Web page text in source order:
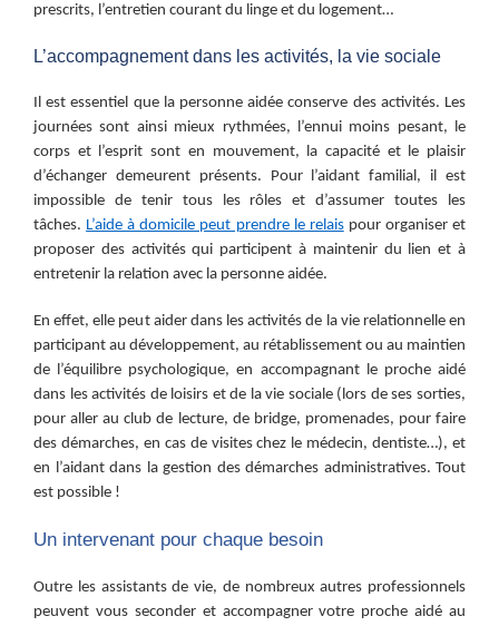
prescrits, l’entretien courant du linge et du logement…
L’accompagnement dans les activités, la vie sociale
Il est essentiel que la personne aidée conserve des activités. Les
journées sont ainsi mieux rythmées, l’ennui moins pesant, le
corps et l’esprit sont en mouvement, la capacité et le plaisir
d’échanger demeurent présents. Pour l’aidant familial, il est
impossible de tenir tous les rôles et d’assumer toutes les
tâches. L’aide à domicile peut prendre le relais pourorganiser et
proposer des activités qui participent à maintenir du lien et à
entretenir la relation avec la personne aidée.
En effet, elle peut aider dans les activités de la vie relationnelle en
participant au développement, au rétablissement ou au maintien
de l’équilibre psychologique, en accompagnant le proche aidé
dans les activités de loisirs et de la vie sociale (lors de ses sorties,
pour aller au club de lecture, de bridge, promenades, pour faire
des démarches, en cas de visites chez le médecin, dentiste…), et
en l’aidant dans la gestion des démarches administratives. Tout
est possible !
Un intervenant pour chaque besoin
Outre les assistants de vie, de nombreux autres professionnels
peuvent vous seconder et accompagner votre proche aidé au